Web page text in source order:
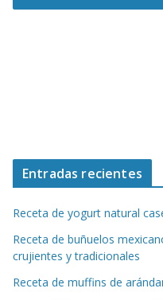
Entradas recientes
Receta de yogurt natural
Receta de buñuelos
crujientes y tradicionales
Receta de muffins de